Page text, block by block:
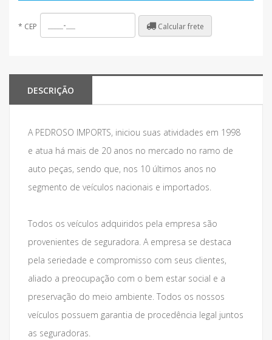
* CEP Calcular frete
DESCRIÇÃO
A PEDROSO IMPORTS, iniciou suas atividades em 1998
e atua há mais de 20 anos no mercado no ramo de
auto peças, sendo que, nos 10 últimos anos no
segmento de veículos nacionais e importados.
Todos os veículos adquiridos pela empresa são
provenientes de seguradora. A empresa se destaca
pela seriedade e compromisso com seus clientes,
aliado a preocupação com o bem estar social e a
preservação do meio ambiente. Todos os nossos
veículos possuem garantia de procedência legal juntos
as seguradoras.